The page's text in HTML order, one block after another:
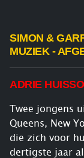
SIMON &
MUZIEK -
ADRIE
Twee jongens
Queens, New
die zich voor
dertigste jaar